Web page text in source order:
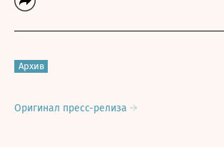
Архив
Оригинал пресс-релиза